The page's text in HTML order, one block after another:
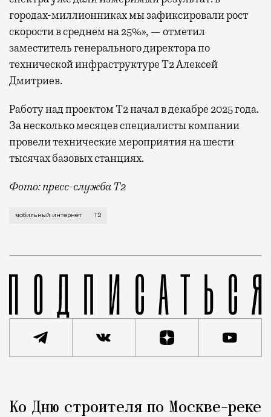
городах-миллионниках мы зафиксировали рост
скорости в среднем на 25%», — отметил
заместитель генерального директора по
технической инфраструктуре Т2 Алексей
Дмитриев.
Работу над проектом Т2 начал в декабре 2025 года.
За несколько месяцев специалисты компании
провели технические мероприятия на шести
тысячах базовых станциях.
Фото: пресс-служба Т2
Мобильный оператор Т2 завершил работы по
мобильный интернет Т2
Город
Ко Дню строителя по Москве-реке